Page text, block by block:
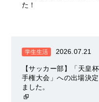
た！
学生生活 2026.07.21
【サッカー部】「天皇
手権大会」への出場決
ました。